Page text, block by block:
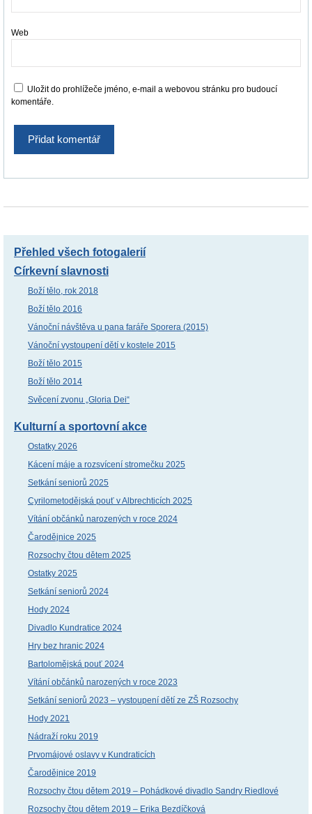
Web
Uložit do prohlížeče jméno, e-mail a webovou stránku pro budoucí
komentáře.
Přehled všech fotogalerií
Církevní slavnosti
Boží tělo, rok 2018
Boží tělo 2016
Vánoční návštěva u pana faráře Sporera (2015)
Vánoční vystoupení dětí v kostele 2015
Boží tělo 2015
Boží tělo 2014
Svěcení zvonu „Gloria Dei“
Kulturní a sportovní akce
Ostatky 2026
Kácení máje a rozsvícení stromečku 2025
Setkání seniorů 2025
Cyrilometodějská pouť v Albrechticích 2025
Vítání občánků narozených v roce 2024
Čarodějnice 2025
Rozsochy čtou dětem 2025
Ostatky 2025
Setkání seniorů 2024
Hody 2024
Divadlo Kundratice 2024
Hry bez hranic 2024
Bartolomějská pouť 2024
Vítání občánků narozených v roce 2023
Setkání seniorů 2023 – vystoupení dětí ze ZŠ Rozsochy
Hody 2021
Nádraží roku 2019
Prvomájové oslavy v Kundraticích
Čarodějnice 2019
Rozsochy čtou dětem 2019 – Pohádkové divadlo Sandry Riedlové
Rozsochy čtou dětem 2019 – Erika Bezdíčková